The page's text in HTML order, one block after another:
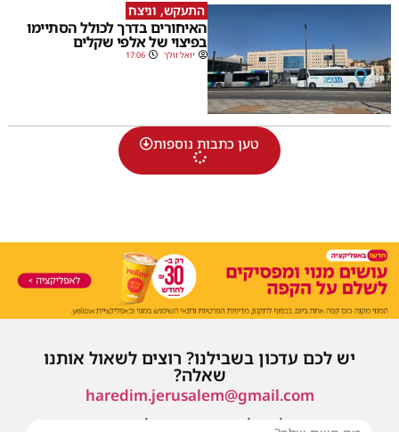
התעקש, וניצח
האיחורים בדרך לכולל הסתיימו
בפיצוי של אלפי שקלים
יואל וולך 17:06
טען כתבות נוספות
יש לכם עדכון בשבילנו? רוצים לשאול אותנו
שאלה?
haredim.jerusalem@gmail.com
או שילחו אלינו פנייה ונחזור אליכם בהקדם